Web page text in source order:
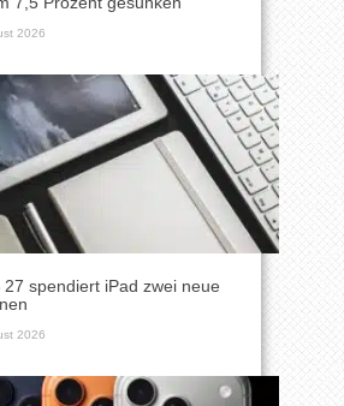
2026
27 spendiert iPad zwei neue
2026